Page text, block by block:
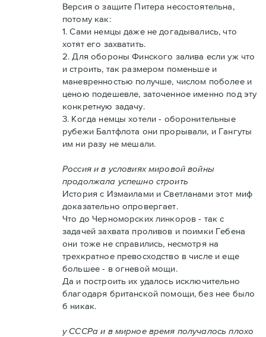
Версия о защите Питера несостоятельна,
потому как:
1. Сами немцы даже не догадывались, что
хотят его захватить.
2. Для обороны Финского залива если уж что
и строить, так размером поменьше и
маневренностью получше, числом поболее и
ценою подешевле, заточенное именно под эту
конкретную задачу.
3. Когда немцы хотели - оборонительные
рубежи Балтфлота они прорывали, и Гангуты
им ни разу не мешали.
Россия и в условиях мировой войны
продолжала успешно строить
История с Измаилами и Светланами этот миф
доказательно опровергает.
Что до Черноморских линкоров - так с
задачей захвата проливов и поимки Гебена
они тоже не справились, несмотря на
трехкратное превосходство в числе и еще
большее - в огневой мощи.
Да и построить их удалось исключительно
благодаря британской помощи, без нее было
б никак.
у СССРа и в мирное время получалось плохо